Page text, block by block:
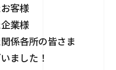
客様
業様
係各所の皆さま
ました！